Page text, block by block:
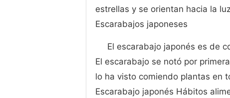
estrellas y se orientan hacia la
Escarabajos japoneses
El escarabajo japonés es de
El escarabajo se notó por
lo ha visto comiendo plantas en
Escarabajo japonés Hábitos